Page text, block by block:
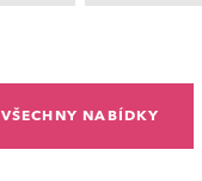
VŠECHNY NABÍDKY